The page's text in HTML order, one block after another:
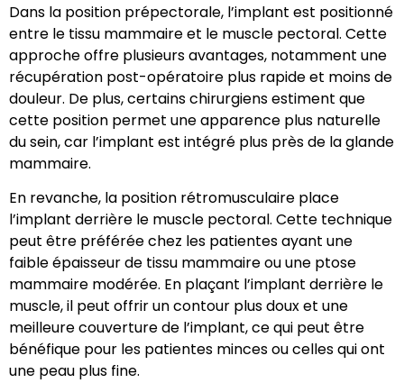
Dans la position prépectorale, l’implant est positionné
entre le tissu mammaire et le muscle pectoral. Cette
approche offre plusieurs avantages, notamment une
récupération post-opératoire plus rapide et moins de
douleur. De plus, certains chirurgiens estiment que
cette position permet une apparence plus naturelle
du sein, car l’implant est intégré plus près de la glande
mammaire.
En revanche, la position rétromusculaire place
l’implant derrière le muscle pectoral. Cette technique
peut être préférée chez les patientes ayant une
faible épaisseur de tissu mammaire ou une ptose
mammaire modérée. En plaçant l’implant derrière le
muscle, il peut offrir un contour plus doux et une
meilleure couverture de l’implant, ce qui peut être
bénéfique pour les patientes minces ou celles qui ont
une peau plus fine.